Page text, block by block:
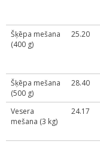
Šķēpa mešana
(400 g)
25.20
Šķēpa mešana
(500 g)
28.40
Vesera
mešana (3 kg)
24.17